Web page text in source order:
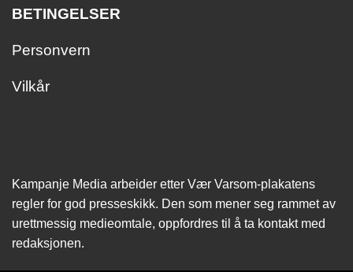
BETINGELSER
Personvern
Vilkår
Kampanje Media arbeider etter Vær Varsom-plakatens
regler for god presseskikk. Den som mener seg rammet av
urettmessig medie­omtale, oppfordres til å ta kontakt med
redaksjonen.